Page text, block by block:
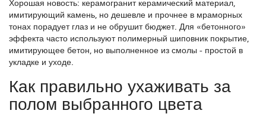
Хорошая новость: керамогранит керамический материал,
имитирующий камень, но дешевле и прочнее в мраморных
тонах порадует глаз и не обрушит бюджет. Для «бетонного»
эффекта часто используют полимерный шиповник покрытие,
имитирующее бетон, но выполненное из смолы - простой в
укладке и уходе.
Как правильно ухаживать за
полом выбранного цвета